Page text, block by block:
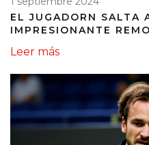
EL JUGADORN SALTA
IMPRESIONANTE
Leer más